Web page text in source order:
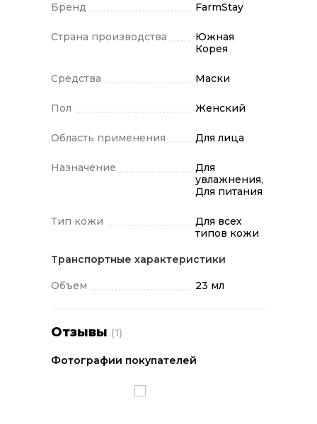
Бренд FarmStay
Страна производства
Южная
Корея
Средства Маски
Пол Женский
Область применения Для лица
Назначение
Для
увлажнения,
Для питания
Тип кожи
Для всех
типов кожи
Транспортные характеристики
Объем 23 мл
Отзывы (1)
Фотографии покупателей